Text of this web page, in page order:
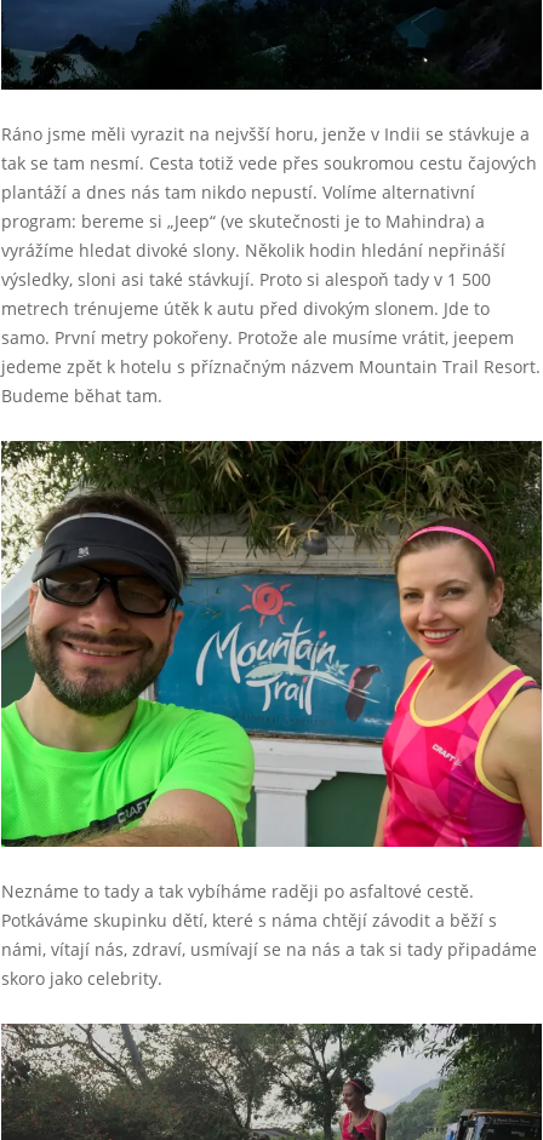
Ráno jsme měli vyrazit na nejvšší horu, jenže v Indii se stávkuje a
tak se tam nesmí. Cesta totiž vede přes soukromou cestu čajových
plantáží a dnes nás tam nikdo nepustí. Volíme alternativní
program: bereme si „Jeep“ (ve skutečnosti je to Mahindra) a
vyrážíme hledat divoké slony. Několik hodin hledání nepřináší
výsledky, sloni asi také stávkují. Proto si alespoň tady v 1 500
metrech trénujeme útěk k autu před divokým slonem. Jde to
samo. První metry pokořeny. Protože ale musíme vrátit, jeepem
jedeme zpět k hotelu s příznačným názvem Mountain Trail Resort.
Budeme běhat tam.
Neznáme to tady a tak vybíháme raději po asfaltové cestě.
Potkáváme skupinku dětí, které s náma chtějí závodit a běží s
námi, vítají nás, zdraví, usmívají se na nás a tak si tady připadáme
skoro jako celebrity.